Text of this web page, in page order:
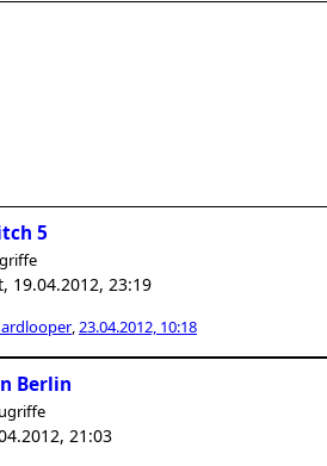
5
, 19.04.2012, 23:19
,23.04.2012, 10:18
Berlin
21:03